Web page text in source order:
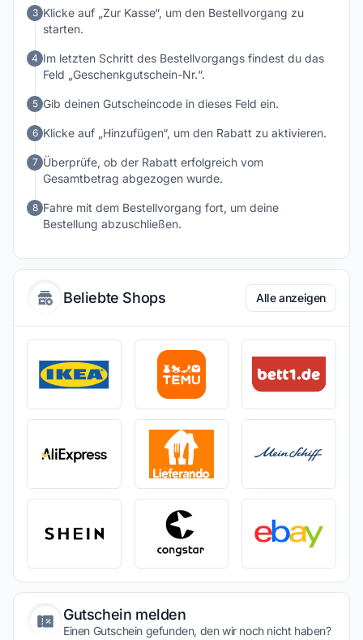
3 Klicke auf „Zur Kasse“, um den Bestellvorgang zu
starten.
4 Im letzten Schritt des Bestellvorgangs findest du das
Feld „Geschenkgutschein-Nr.“.
5 Gib deinen Gutscheincode in dieses Feld ein.
6 Klicke auf „Hinzufügen“, um den Rabatt zu aktivieren.
7 Überprüfe, ob der Rabatt erfolgreich vom
Gesamtbetrag abgezogen wurde.
8 Fahre mit dem Bestellvorgang fort, um deine
Bestellung abzuschließen.
Beliebte Shops Alle anzeigen
Gutschein melden
Einen Gutschein gefunden, den wir noch nicht haben?